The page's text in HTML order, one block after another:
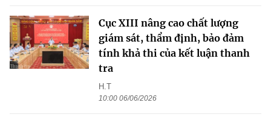
Cục XIII nâng cao chất lượng
giám sát, thẩm định, bảo đảm
tính khả thi của kết luận thanh
tra
H.T
10:00 06/06/2026